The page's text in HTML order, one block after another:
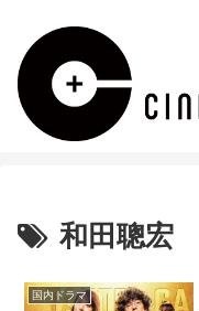
和田聰宏
国内ドラマ